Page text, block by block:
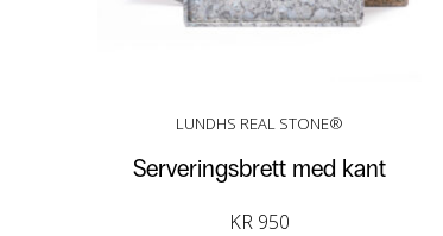
LUNDHS REAL STONE®
Serveringsbrett med kant
KR950